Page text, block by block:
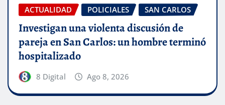
ACTUALIDAD POLICIALES SAN CARLOS
Investigan una violenta discusión de
pareja en San Carlos: un hombre terminó
hospitalizado
8 Digital Ago 8, 2026